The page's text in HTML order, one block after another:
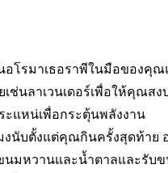
อโรมาเธอราพีในมือของคุ
ช่นลาเวนเดอร์เพื่อให้คุณส
ะแหน่เพื่อกระตุ้นพลังงาน
นับตั้งแต่คุณกินครั้งสุดท้าย
นมหวานและน้ำตาลและรับ